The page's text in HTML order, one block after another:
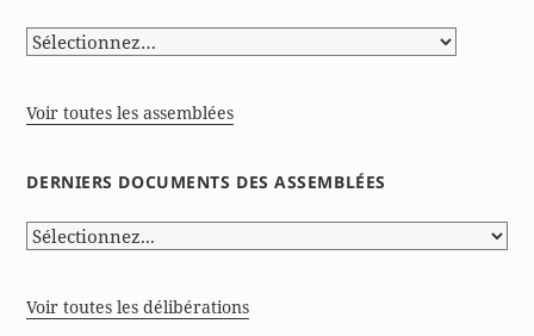
Voir toutes les assemblées
DERNIERS DOCUMENTS DES ASSEMBLÉES
Voir toutes les délibérations